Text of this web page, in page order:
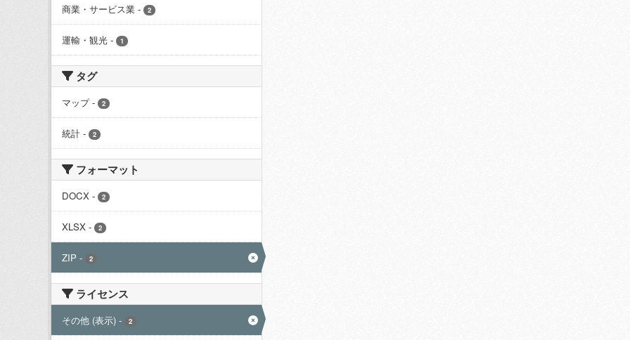
商業・サービス業 - 2
運輸・観光 - 1
タグ
マップ - 2
統計 - 2
フォーマット
DOCX - 2
XLSX - 2
ZIP - 2
ライセンス
その他 (表示) - 2